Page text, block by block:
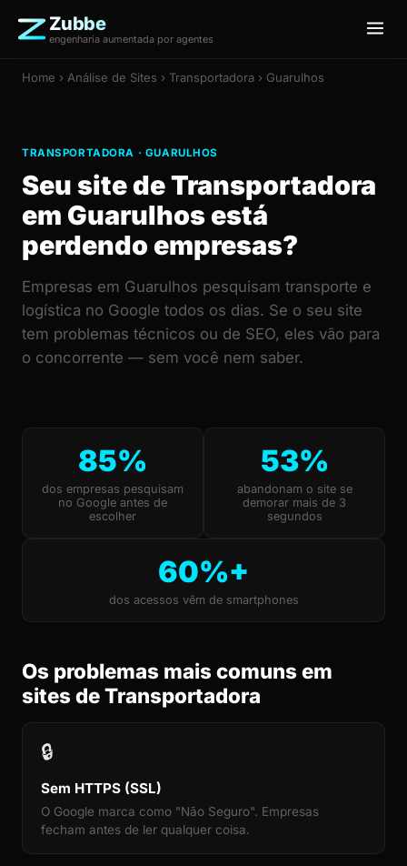
Zubbe
engenharia aumentada por agentes
Home › Análise de Sites › Transportadora › Guarulhos
TRANSPORTADORA · GUARULHOS
Seu site de Transportadora
em Guarulhos está
perdendo empresas?
Empresas em Guarulhos pesquisam transporte e
logística no Google todos os dias. Se o seu site
tem problemas técnicos ou de SEO, eles vão para
o concorrente — sem você nem saber.
85%
dos empresas pesquisam
no Google antes de
escolher
53%
abandonam o site se
demorar mais de 3
segundos
60%+
dos acessos vêm de smartphones
Os problemas mais comuns em
sites de Transportadora
🔒
Sem HTTPS (SSL)
O Google marca como "Não Seguro". Empresas
fecham antes de ler qualquer coisa.